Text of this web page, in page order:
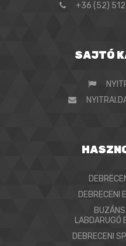
+36 (52)
SAJTÓ
DEBRECENI
LABDARUGÓ
DEBRECENI